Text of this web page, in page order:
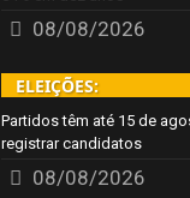
08/08/2026
ELEIÇÕES:
Partidos têm até 15 de
registrar candidatos
08/08/2026